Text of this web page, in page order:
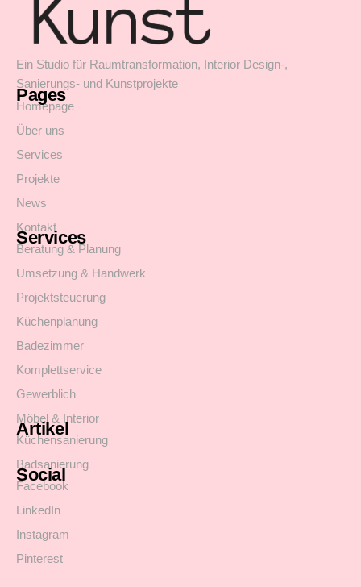
Ein Studio für Raumtransformation, Interior Design-,
Sanierungs- und Kunstprojekte
Pages
Homepage
Über uns
Services
Projekte
News
Kontakt
Services
Beratung & Planung
Umsetzung & Handwerk
Projektsteuerung
Küchenplanung
Badezimmer
Komplettservice
Gewerblich
Möbel & Interior
Artikel
Küchensanierung
Badsanierung
Social
Facebook
LinkedIn
Instagram
Pinterest